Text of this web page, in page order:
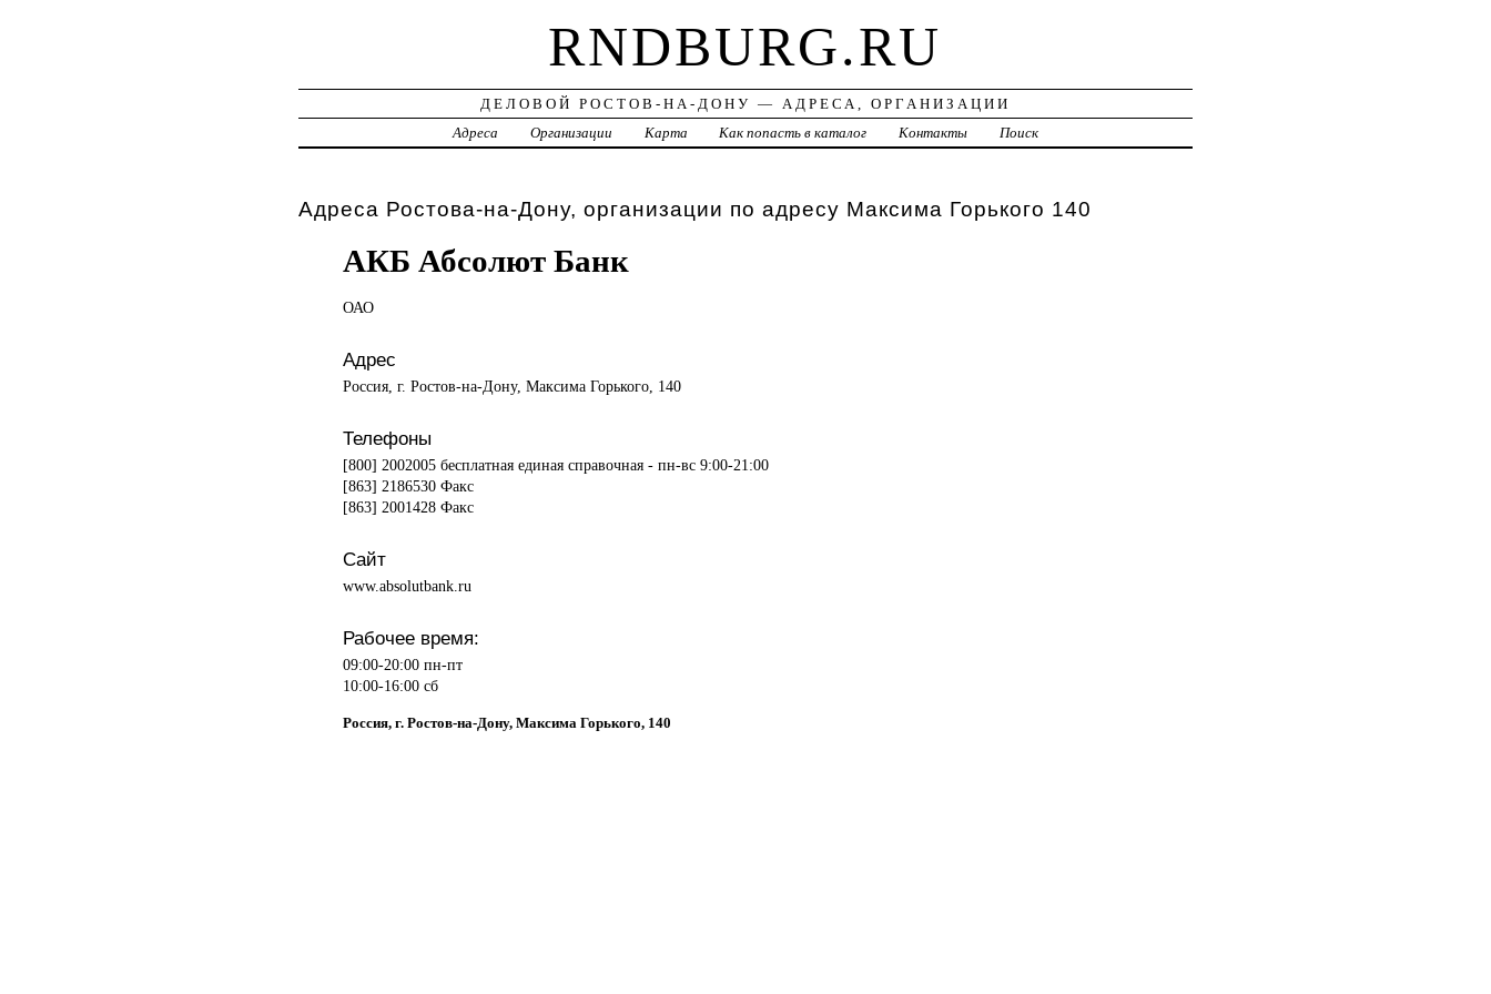
RNDBURG.RU
ДЕЛОВОЙ РОСТОВ-НА-ДОНУ — АДРЕСА, ОРГАНИЗАЦИИ
Адреса
Организации Карта Как попасть в каталог Контакты Поиск
Адреса Ростова-на-Дону, организации по адресу Максима Горького 140
АКБ Абсолют Банк
ОАО
Адрес
Россия, г. Ростов-на-Дону, Максима Горького, 140
Телефоны
[800] 2002005 бесплатная единая справочная - пн-вс 9:00-21:00
[863] 2186530 Факс
[863] 2001428 Факс
Сайт
www.absolutbank.ru
Рабочее время:
09:00-20:00 пн-пт
10:00-16:00 сб
Россия, г. Ростов-на-Дону, Максима Горького, 140